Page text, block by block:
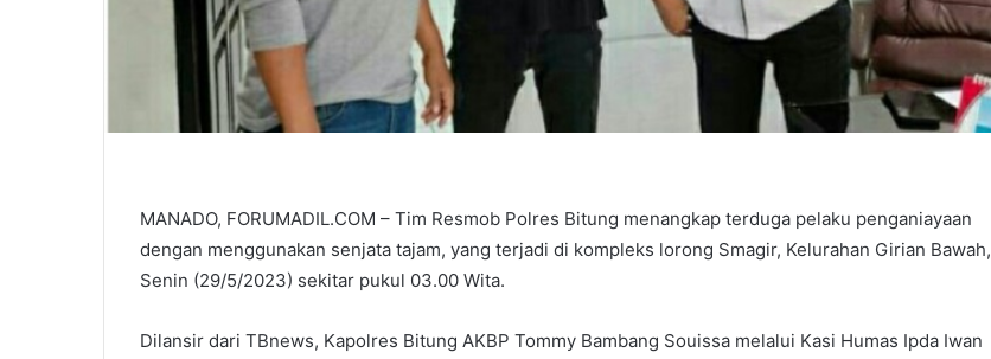
MANADO, FORUMADIL.COM – Tim Resmob Polres Bitung menangkap terduga pelaku penganiayaan
dengan menggunakan senjata tajam, yang terjadi di kompleks lorong Smagir, Kelurahan Girian Bawah,
Senin (29/5/2023) sekitar pukul 03.00 Wita.
Dilansir dari TBnews, Kapolres Bitung AKBP Tommy Bambang Souissa melalui Kasi Humas Ipda Iwan